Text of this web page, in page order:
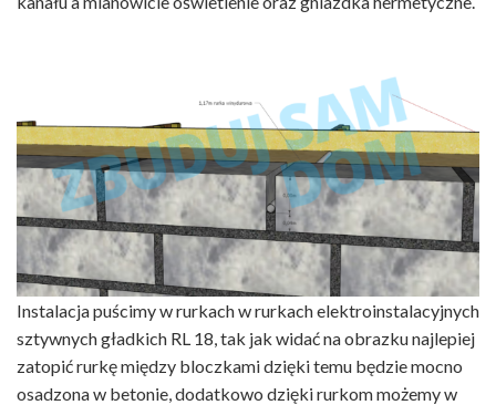
Instalacja puścimy w rurkach w rurkach elektroinstalacyjnych
sztywnych gładkich RL 18, tak jak widać na obrazku najlepiej
zatopić rurkę między bloczkami dzięki temu będzie mocno
osadzona w betonie, dodatkowo dzięki rurkom możemy w